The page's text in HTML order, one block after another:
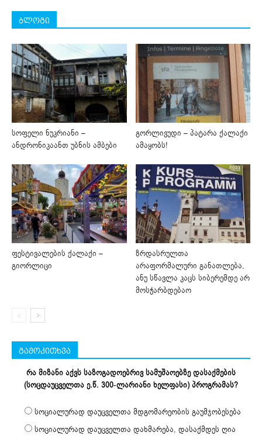
ბლოგი
სოფელი ნუკრიანი –
ანდრონიკაანთ უბნის ამბები
გორლივუდი – პატარა ქალაქი
ამაყობს!
ფესტივალების ქალაქი –
გიორლიცი
ზრდასრულთა
არაფორმალური განათლება,
ანუ სწავლა კაცს სიბერემდე არ
მოსჭარბდებაო
გამოკითხვა
რა მიზანი აქვს საზოგადოებრივ სამუშაოებზე დასაქმების
(სოცდაუცველთა ე.წ. 300-ლარიანი ხელფასი) პროგრამას?
სოციალურად დაუცველთა მდგომარეობის გაუმჯობესება
სოციალურად დაუცველთა დახმარება, დასაქმდეს ღია